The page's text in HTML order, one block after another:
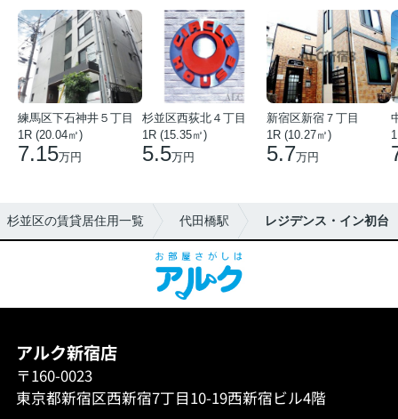
練馬区下石神井５丁目
1R (20.04㎡)
7.15万円
杉並区西荻北４丁目
1R (15.35㎡)
5.5万円
新宿区新宿７丁目
1R (10.27㎡)
5.7万円
杉並区の賃貸居住用一覧 代田橋駅 レジデンス・イン初台
アルク新宿店
〒160-0023
東京都新宿区西新宿7丁目10-19西新宿ビル4階